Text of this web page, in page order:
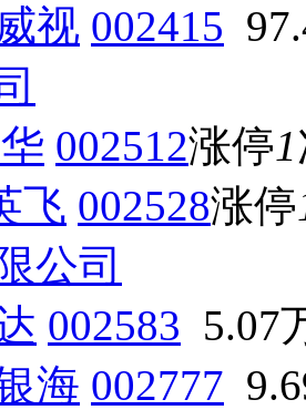
视 002415
002512涨停1
飞 002528涨停
公司
002583 5.07
海 002777